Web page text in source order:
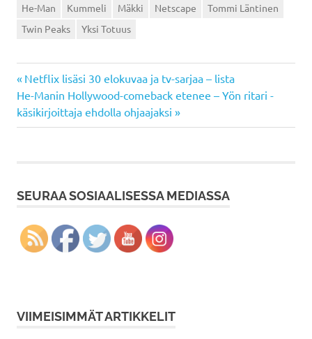
He-Man Kummeli Mäkki Netscape
Tommi Läntinen
Twin Peaks
Yksi Totuus
Artikkelien
selaus
Previous
Post:
Netflix lisäsi 30 elokuvaa ja tv-sarjaa – lista
Next
Post:
He-Manin Hollywood-comeback etenee – Yön ritari -
käsikirjoittaja ehdolla ohjaajaksi
SEURAA SOSIAALISESSA MEDIASSA
VIIMEISIMMÄT ARTIKKELIT